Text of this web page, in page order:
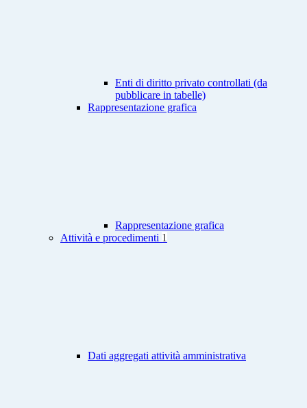
Enti di diritto privato controllati (da
pubblicare in tabelle)
Rappresentazione grafica
Rappresentazione grafica
Attività e procedimenti 1
Dati aggregati attività amministrativa